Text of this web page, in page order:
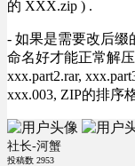
的 XXX.zip ) .
- 如果是需要改后缀
命名好才能正常解
xxx.part2.rar,
xxx.003, ZIP的排序
社长-河蟹
投稿数 2953